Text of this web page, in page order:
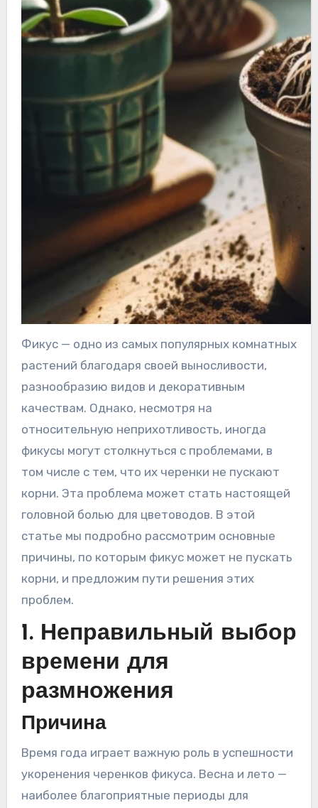
Фикус — одно из самых популярных комнатных
растений благодаря своей выносливости,
разнообразию видов и декоративным
качествам. Однако, несмотря на
относительную неприхотливость, иногда
фикусы могут столкнуться с проблемами, в
том числе с тем, что их черенки не пускают
корни. Эта проблема может стать настоящей
головной болью для цветоводов. В этой
статье мы подробно рассмотрим основные
причины, по которым фикус может не пускать
корни, и предложим пути решения этих
проблем.
1. Неправильный выбор
времени для
размножения
Причина
Время года играет важную роль в успешности
укоренения черенков фикуса. Весна и лето —
наиболее благоприятные периоды для